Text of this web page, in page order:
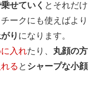
せていく とそれだけ
ークにも使えばより
り になります。
入れたり、 丸顔の方
る と シャープな小顔